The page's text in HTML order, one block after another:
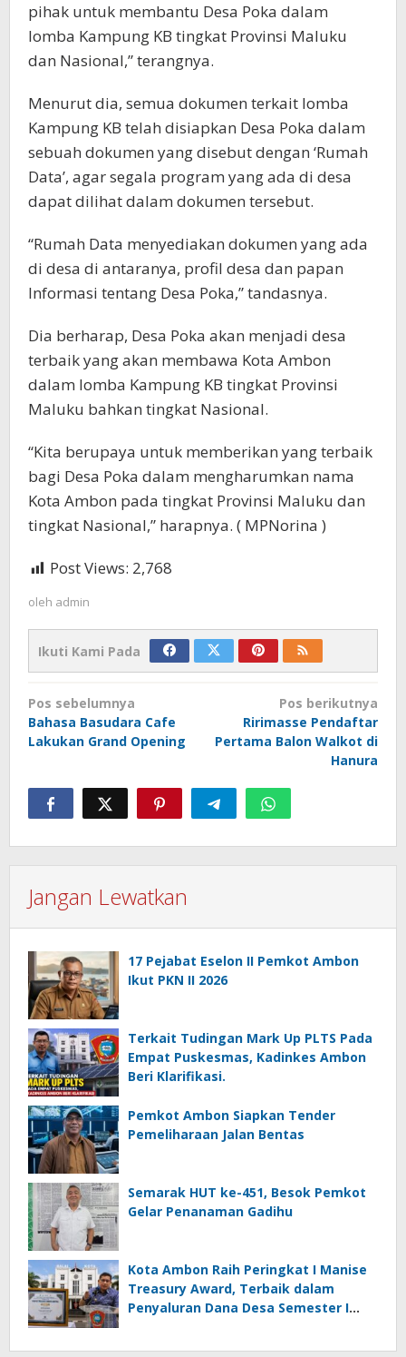
pihak untuk membantu Desa Poka dalam
lomba Kampung KB tingkat Provinsi Maluku
dan Nasional,” terangnya.
Menurut dia, semua dokumen terkait lomba
Kampung KB telah disiapkan Desa Poka dalam
sebuah dokumen yang disebut dengan ‘Rumah
Data’, agar segala program yang ada di desa
dapat dilihat dalam dokumen tersebut.
“Rumah Data menyediakan dokumen yang ada
di desa di antaranya, profil desa dan papan
Informasi tentang Desa Poka,” tandasnya.
Dia berharap, Desa Poka akan menjadi desa
terbaik yang akan membawa Kota Ambon
dalam lomba Kampung KB tingkat Provinsi
Maluku bahkan tingkat Nasional.
“Kita berupaya untuk memberikan yang terbaik
bagi Desa Poka dalam mengharumkan nama
Kota Ambon pada tingkat Provinsi Maluku dan
tingkat Nasional,” harapnya. ( MPNorina )
Post Views: 2,768
oleh admin
Ikuti Kami Pada
Navigasi
pos
Pos sebelumnya
Bahasa Basudara Cafe
Lakukan Grand Opening
Pos berikutnya
Ririmasse Pendaftar
Pertama Balon Walkot di
Hanura
Jangan Lewatkan
17 Pejabat Eselon II Pemkot Ambon
Ikut PKN II 2026
Terkait Tudingan Mark Up PLTS Pada
Empat Puskesmas, Kadinkes Ambon
Beri Klarifikasi.
Pemkot Ambon Siapkan Tender
Pemeliharaan Jalan Bentas
Semarak HUT ke-451, Besok Pemkot
Gelar Penanaman Gadihu
Kota Ambon Raih Peringkat I Manise
Treasury Award, Terbaik dalam
Penyaluran Dana Desa Semester I